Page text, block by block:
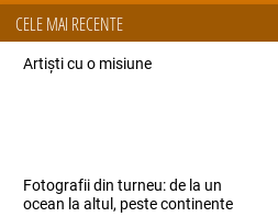
CELE MAI RECENTE
Artiști cu o misiune
Fotografii din turneu: de la un
ocean la altul, peste continente